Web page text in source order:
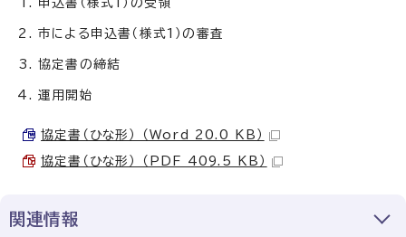
申込書（様式1）の受領
市による申込書（様式1）の審査
協定書の締結
運用開始
協定書（ひな形） （Word 20.0 KB）
協定書（ひな形） （PDF 409.5 KB）
関連情報